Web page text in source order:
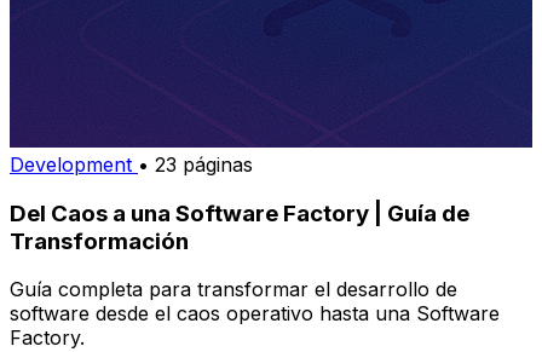
Development • 23 páginas
Del Caos a una Software Factory | Guía de
Transformación
Guía completa para transformar el desarrollo de
software desde el caos operativo hasta una Software
Factory.